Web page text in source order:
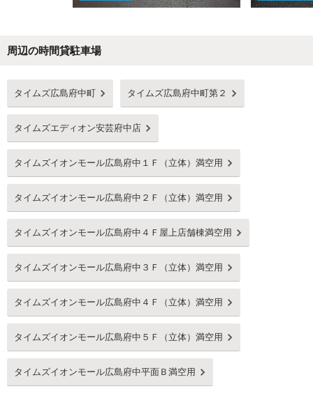
周辺の時間貸駐車場
タイムズ広島府中町 タイムズ広島府中町第２
タイムズエディオン安芸府中店
タイムズイオンモール広島府中１Ｆ（立体）満空用
タイムズイオンモール広島府中２Ｆ（立体）満空用
タイムズイオンモール広島府中４Ｆ屋上店舗棟満空用
タイムズイオンモール広島府中３Ｆ（立体）満空用
タイムズイオンモール広島府中４Ｆ（立体）満空用
タイムズイオンモール広島府中５Ｆ（立体）満空用
タイムズイオンモール広島府中平面Ｂ満空用